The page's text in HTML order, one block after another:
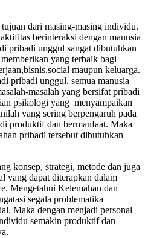
dari masing-masing individu.
berinteraksi dengan manusia
pribadi unggul sangat dibutuhkan
yang terbaik bagi
maupun keluarga.
pribadi unggul, semua manusia
masalah yang bersifat pribadi
psikologi yang menyampaikan
yang sering berpengaruh pada
produktif dan bermanfaat. Maka
pribadi tersebut dibutuhkan
konsep, strategi, metode dan juga
yang dapat diterapkan dalam
Mengetahui Kelemahan dan
segala problematika
Maka dengan menjadi personal
semakin produktif dan